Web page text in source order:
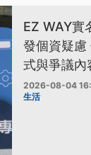
EZ WAY實
發個資疑慮
式與爭議內
2026-08-04
生活